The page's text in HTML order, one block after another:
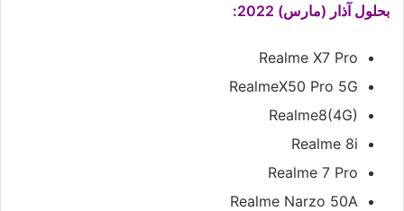
بحلول آذار (مارس) 2022:
Realme X7 Pro
RealmeX50 Pro 5G
Realme8(4G)
Realme 8i
Realme 7 Pro
Realme Narzo 50A